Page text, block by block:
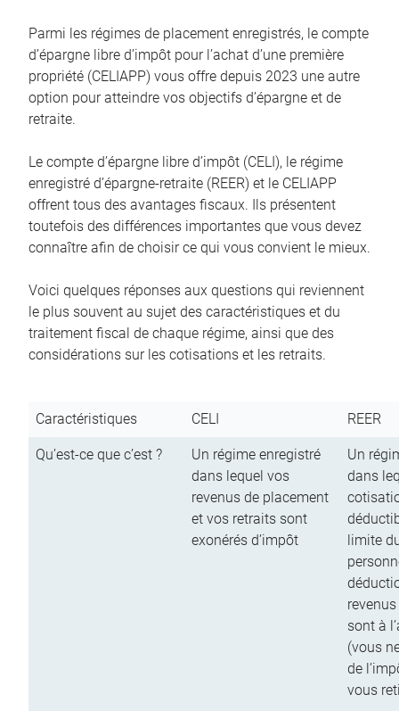
Parmi les régimes de placement enregistrés, le compte
d’épargne libre d’impôt pour l’achat d’une première
propriété (CELIAPP) vous offre depuis 2023 une autre
option pour atteindre vos objectifs d’épargne et de
retraite.
Le compte d’épargne libre d’impôt (CELI), le régime
enregistré d’épargne-retraite (REER) et le CELIAPP
offrent tous des avantages fiscaux. Ils présentent
toutefois des différences importantes que vous devez
connaître afin de choisir ce qui vous convient le mieux.
Voici quelques réponses aux questions qui reviennent
le plus souvent au sujet des caractéristiques et du
traitement fiscal de chaque régime, ainsi que des
considérations sur les cotisations et les retraits.
Caractéristiques CELI REER
Qu’est-ce que c’est ?
Un régime enregistré
dans lequel vos
revenus de placement
et vos retraits sont
exonérés d’impôt
Un
dans
limite
sont à
(vous
de
vous